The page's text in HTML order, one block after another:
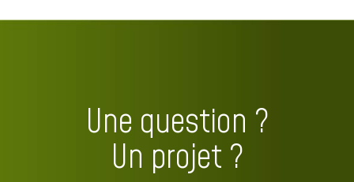
Une question ?
Un projet ?